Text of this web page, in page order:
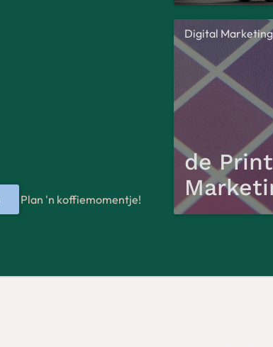
Plan 'n koffiemomentje!
Digital Marketing
de